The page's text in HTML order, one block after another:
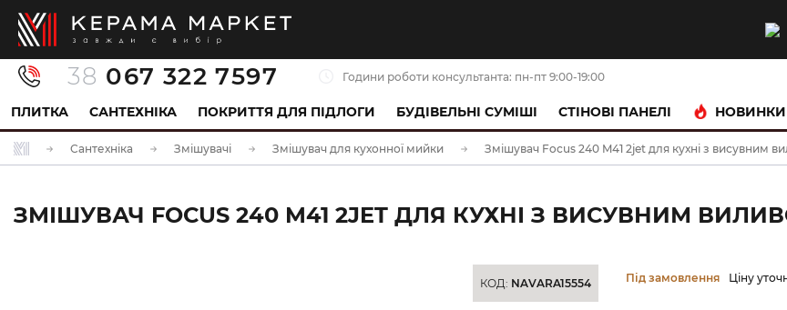
38 067 322 7597 Години роботи консультанта: пн-пт 9:00-19:00
ПЛИТКА САНТЕХНІКА ПОКРИТТЯ ДЛЯ ПІДЛОГИ БУДІВЕЛЬНІ СУМІШІ CТІНОВІ ПАНЕЛІ НОВИНКИ
Сантехніка Змішувачі Змішувач для кухонної мийки Змішувач Focus 240 M41 2jet для кухні з висувним
ЗМІШУВАЧ FOCUS 240 M41 2JET ДЛЯ КУХНІ З ВИСУВНИМ
КОД: NAVARA15554 Під замовлення Ціну